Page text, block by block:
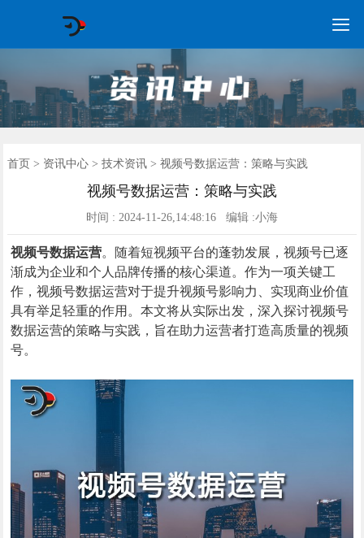

首页
GEO常见问题
GEO优化
海外GEO
网络营销
企业培训
软件开发
政策申报
资讯中心
关于我们
首页 > 资讯中心> 技术资讯> 视频号数据运营：策略与实践
视频号数据运营：策略与实践
时间 : 2024-11-26,14:48:16 编辑 :小海
视频号数据运营。随着短视频平台的蓬勃发展，视频号已逐
渐成为企业和个人品牌传播的核心渠道。作为一项关键工
作，视频号数据运营对于提升视频号影响力、实现商业价值
具有举足轻重的作用。本文将从实际出发，深入探讨视频号
数据运营的策略与实践，旨在助力运营者打造高质量的视频
号。